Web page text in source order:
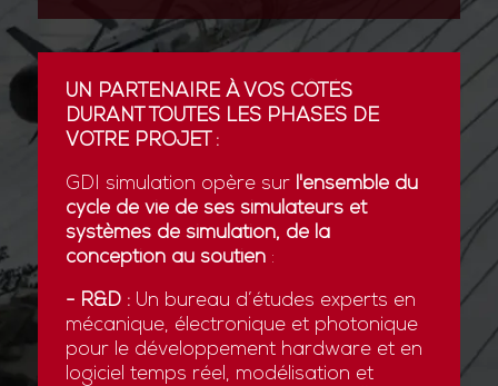
UN PARTENAIRE À VOS CÔTÉS
DURANT TOUTES LES PHASES DE
VOTRE PROJET :
GDI simulation opère sur l'ensemble du
cycle de vie de ses simulateurs et
systèmes de simulation, de la
conception au soutien:
- R&D :Un bureau d’études experts en
mécanique, électronique et photonique
pour le développement hardware et en
logiciel temps réel, modélisation et